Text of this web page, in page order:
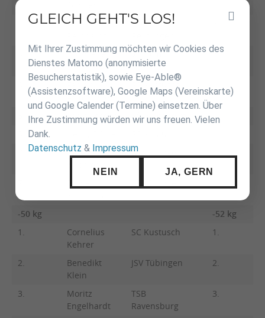
Tobias
TSG
Julius Friedl VfL Ulm 3.
Fabian
Armbruster
SC Kustusch
Fabio Lösche
VfL Kirchheim
Max
JV Nürtingen
-50 kg
-52 kg
1.
Cornelius
Kehrer
SC Kustusch 1.
2.
Benedikt
Klein
JSV Tübingen 2.
3.
Moritz
Engelhardt
TSB
Ravensburg
3.
Inhalt
GLEICH GEHT'S LOS!
Mit Ihrer Zustimmung möchten wir Cookies des
Dienstes Matomo (anonymisierte
Besucherstatistik), sowie Eye-Able®
(Assistenzsoftware), Google Maps (Vereinskarte)
und Google Calender (Termine) einsetzen. Über
Ihre Zustimmung würden wir uns freuen. Vielen
Dank.
Datenschutz & Impressum
NEIN JA, GERN